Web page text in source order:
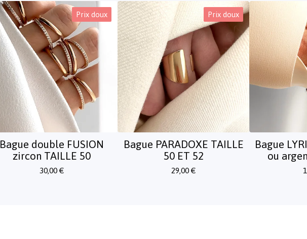
Prix doux
Bague double FUSION
zircon TAILLE 50
30,00 €
Prix doux
Bague PARADOXE TAILLE
50 ET 52
29,00 €
Bague
ou